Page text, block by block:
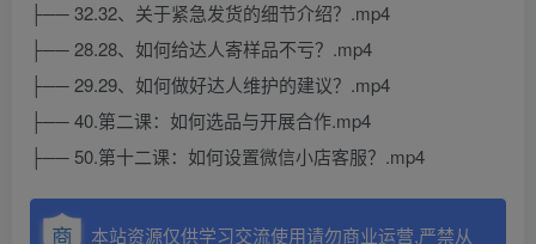
├── 32.32、关于紧急发货的细节介绍？.mp4
├── 28.28、如何给达人寄样品不亏？.mp4
├── 29.29、如何做好达人维护的建议？.mp4
├── 40.第二课：如何选品与开展合作.mp4
├── 50.第十二课：如何设置微信小店客服？.mp4
本站资源仅供学习交流使用请勿商业运营,严禁从